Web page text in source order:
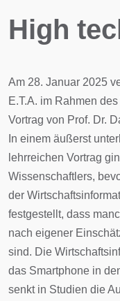
High
Am 28. Januar 2025
E.T.A. im Rahmen
Vortrag von Prof. Dr.
In einem äußerst
lehrreichen Vortrag
Wissenschaftlers,
der
festgestellt, dass
nach eigener
sind. Die
das Smartphone in
senkt in Studien die